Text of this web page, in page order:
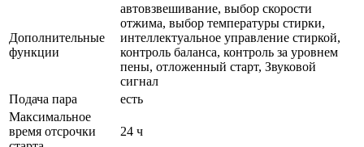
Дополнительные
функции
автовзвешивание, выбор скорости
отжима, выбор температуры стирки,
интеллектуальное управление стиркой,
контроль баланса, контроль за уровнем
пены, отложенный старт, Звуковой
сигнал
Подача пара
есть
Максимальное
время отсрочки
24 ч